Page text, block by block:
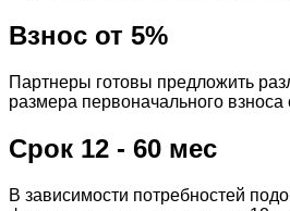
Взнос от 5%
Партнеры готовы предложить
размера первоначального взноса
Срок 12 - 60 мес
В зависимости потребностей